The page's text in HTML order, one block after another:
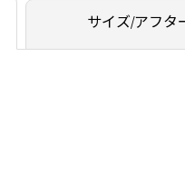
サイズ/アフタ